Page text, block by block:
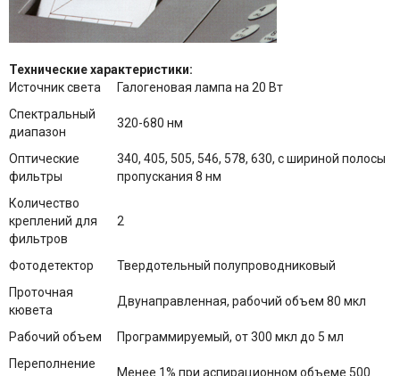
Технические характеристики:
Источник света
Галогеновая лампа на 20 Вт
Спектральный
диапазон
320-680 нм
Оптические
фильтры
340, 405, 505, 546, 578, 630, с шириной полосы
пропускания 8 нм
Количество
креплений для
фильтров
2
Фотодетектор
Твердотельный полупроводниковый
Проточная
кювета
Двунаправленная, рабочий объем 80 мкл
Рабочий объем
Программируемый, от 300 мкл до 5 мл
Переполнение
Менее 1% при аспирационном объеме 500